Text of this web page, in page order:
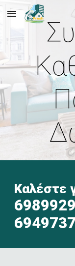
Skip to main content